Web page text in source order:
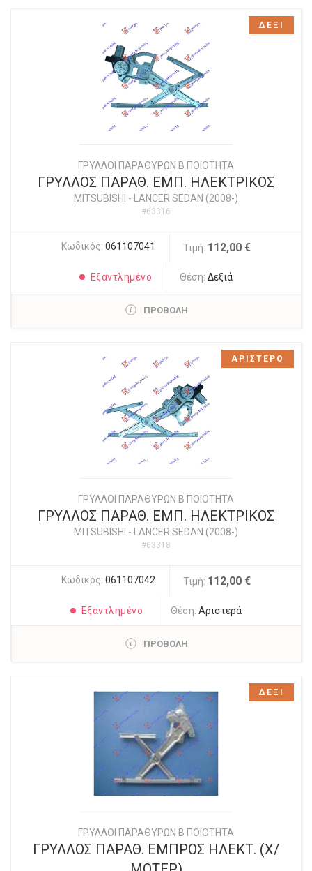
ΓΡΥΛΛΟΙ ΠΑΡΑΘΥΡΩΝ Β ΠΟΙΟΤΗΤΑ
ΓΡΥΛΛΟΣ ΠΑΡΑΘ. ΕΜΠ. ΗΛΕΚΤΡΙΚΟΣ
MITSUBISHI - LANCER SEDAN (2008-)
#63316
Κωδικός: 061107041 Τιμή: 112,00 €
Εξαντλημένο Θέση:Δεξιά
ΠΡΟΒΟΛΗ
ΔΕΞΙ
ΓΡΥΛΛΟΙ ΠΑΡΑΘΥΡΩΝ Β ΠΟΙΟΤΗΤΑ
ΓΡΥΛΛΟΣ ΠΑΡΑΘ. ΕΜΠ. ΗΛΕΚΤΡΙΚΟΣ
MITSUBISHI - LANCER SEDAN (2008-)
#63318
Κωδικός: 061107042 Τιμή: 112,00 €
Εξαντλημένο Θέση:Αριστερά
ΠΡΟΒΟΛΗ
ΑΡΙΣΤΕΡΟ
ΓΡΥΛΛΟΙ ΠΑΡΑΘΥΡΩΝ Β ΠΟΙΟΤΗΤΑ
ΓΡΥΛΛΟΣ ΠΑΡΑΘ. ΕΜΠΡΟΣ ΗΛΕΚΤ. (Χ/
ΔΕΞΙ